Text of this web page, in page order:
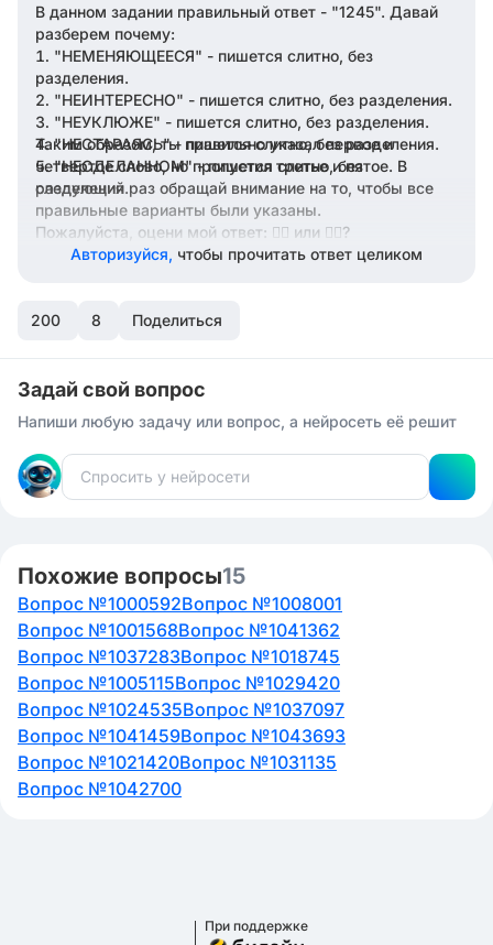
В данном задании правильный ответ - "1245". Давай
разберем почему:
"НЕМЕНЯЮЩЕЕСЯ" - пишется слитно, без
разделения.
"НЕИНТЕРЕСНО" - пишется слитно, без разделения.
"НЕУКЛЮЖЕ" - пишется слитно, без разделения.
"НЕСТАРАЯСЬ" - пишется слитно, без разделения.
"НЕСДЕЛАННОМ" - пишется слитно, без
разделения.
Таким образом, ты правильно указал первое и
четвертое слово, но пропустил третье и пятое. В
следующий раз обращай внимание на то, чтобы все
правильные варианты были указаны.
Пожалуйста, оцени мой ответ: 👍🏻 или 👎🏻?
Авторизуйся, чтобы прочитать ответ целиком
200 8 Поделиться
Задай свой вопрос
Напиши любую задачу или вопрос, а нейросеть её решит
Похожие вопросы15
Вопрос №1000592Вопрос №1008001
Вопрос №1001568Вопрос №1041362
Вопрос №1037283Вопрос №1018745
Вопрос №1005115Вопрос №1029420
Вопрос №1024535Вопрос №1037097
Вопрос №1041459Вопрос №1043693
Вопрос №1021420Вопрос №1031135
Вопрос №1042700
При поддержке